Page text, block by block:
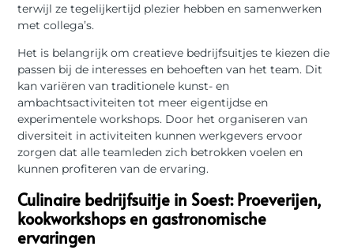
terwijl ze tegelijkertijd plezier hebben en samenwerken
met collega’s.
Het is belangrijk om creatieve bedrijfsuitjes te kiezen die
passen bij de interesses en behoeften van het team. Dit
kan variëren van traditionele kunst- en
ambachtsactiviteiten tot meer eigentijdse en
experimentele workshops. Door het organiseren van
diversiteit in activiteiten kunnen werkgevers ervoor
zorgen dat alle teamleden zich betrokken voelen en
kunnen profiteren van de ervaring.
Culinaire bedrijfsuitje in Soest: Proeverijen,
kookworkshops en gastronomische
ervaringen